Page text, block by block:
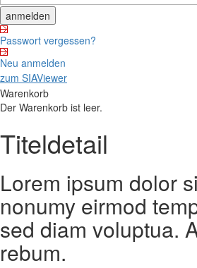
Passwort vergessen?
Neu anmelden
zum SIAViewer
Warenkorb
Der Warenkorb ist leer.
Titeldetail
Lorem ipsum dolor
nonumy eirmod
sed diam voluptua.
rebum.